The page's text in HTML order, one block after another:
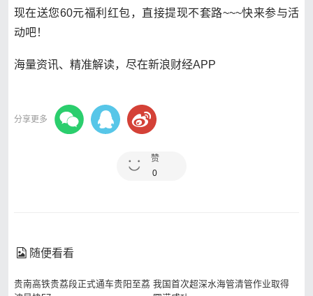
现在送您60元福利红包，直接提现不套路~~~快来参与活
动吧！
海量资讯、精准解读，尽在新浪财经APP
分享更多
赞
0
随便看看
贵南高铁贵荔段正式通车贵阳至荔 我国首次超深水海管清管作业取得